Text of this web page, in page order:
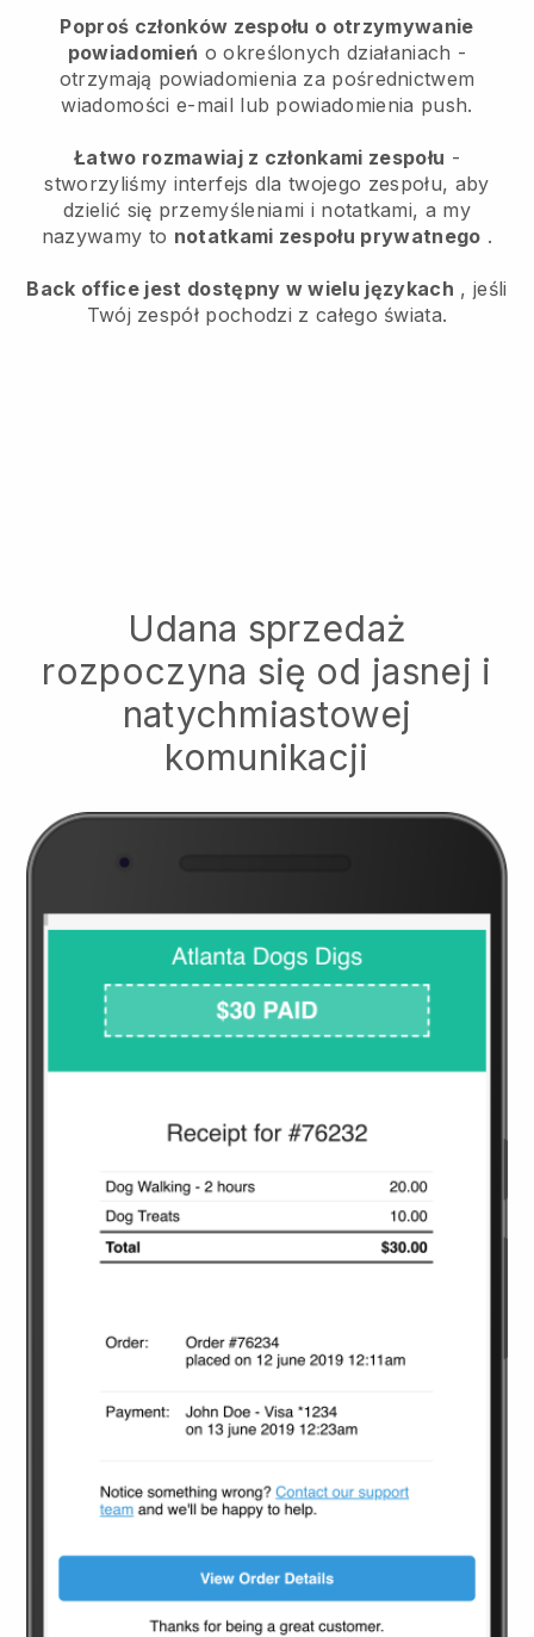
Poproś członków zespołu o otrzymywanie
powiadomień o określonych działaniach -
otrzymają powiadomienia za pośrednictwem
wiadomości e-mail lub powiadomienia push.
Łatwo rozmawiaj z członkami zespołu -
stworzyliśmy interfejs dla twojego zespołu, aby
dzielić się przemyśleniami i notatkami, a my
nazywamy to notatkami zespołu prywatnego .
Back office jest dostępny w wielu językach , jeśli
Twój zespół pochodzi z całego świata.
Udana sprzedaż
rozpoczyna się od jasnej i
natychmiastowej
komunikacji